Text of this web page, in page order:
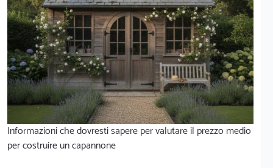
Informazioni che dovresti sapere per valutare il prezzo medio
per costruire un capannone